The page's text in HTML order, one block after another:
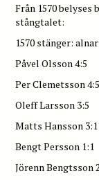
Från 1570
stångtalet:
1570 stänger: alnar
Påvel Olsson 4:5
Per Clemetsson 4:5
Oleff Larsson 3:5
Matts Hansson 3:1
Bengt Persson 1:1
Jörenn Bengtsson